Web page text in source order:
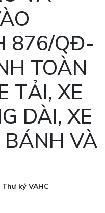
876/QĐ-
TOÀN
TẢI, XE
DÀI, XE
BÁNH VÀ
ký VAHC